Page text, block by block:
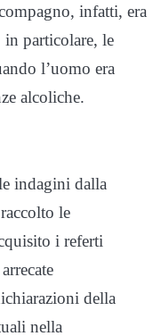
infatti, era
in particolare, le
l’uomo era
alcoliche.
indagini dalla
le
i referti
della
nella